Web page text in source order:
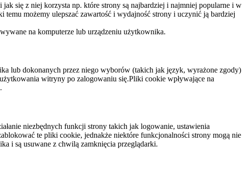
się z niej korzysta np. które strony są najbardziej i najmniej popularne i w
możemy ulepszać zawartość i wydajność strony i uczynić ją bardziej
na komputerze lub urządzeniu użytkownika.
lub dokonanych przez niego wyborów (takich jak język, wyrażone zgody)
witryny po zalogowaniu się.Pliki cookie wpływające na
niezbędnych funkcji strony takich jak logowanie, ustawienia
te pliki cookie, jednakże niektóre funkcjonalności strony mogą nie
i są usuwane z chwilą zamknięcia przeglądarki.